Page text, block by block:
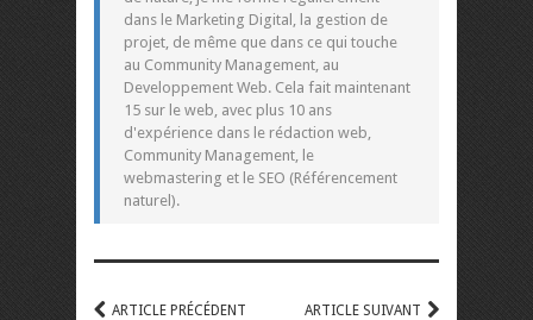
dans le Marketing Digital, la gestion de
projet, de même que dans ce qui touche
au Community Management, au
Developpement Web. Cela fait maintenant
15 sur le web, avec plus 10 ans
d'expérience dans le rédaction web,
Community Management, le
webmastering et le SEO (Référencement
naturel).
ARTICLE PRÉCÉDENT ARTICLE SUIVANT